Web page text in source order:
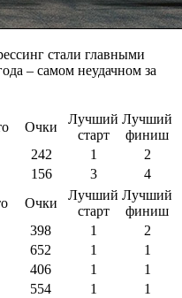
стали главными
– самом неудачном за
Очки
Лучший
старт
Лучший
финиш
242 1
2
156 3
4
Очки
Лучший
старт
Лучший
финиш
398 1
2
652 1
1
406 1
1
554 1
1